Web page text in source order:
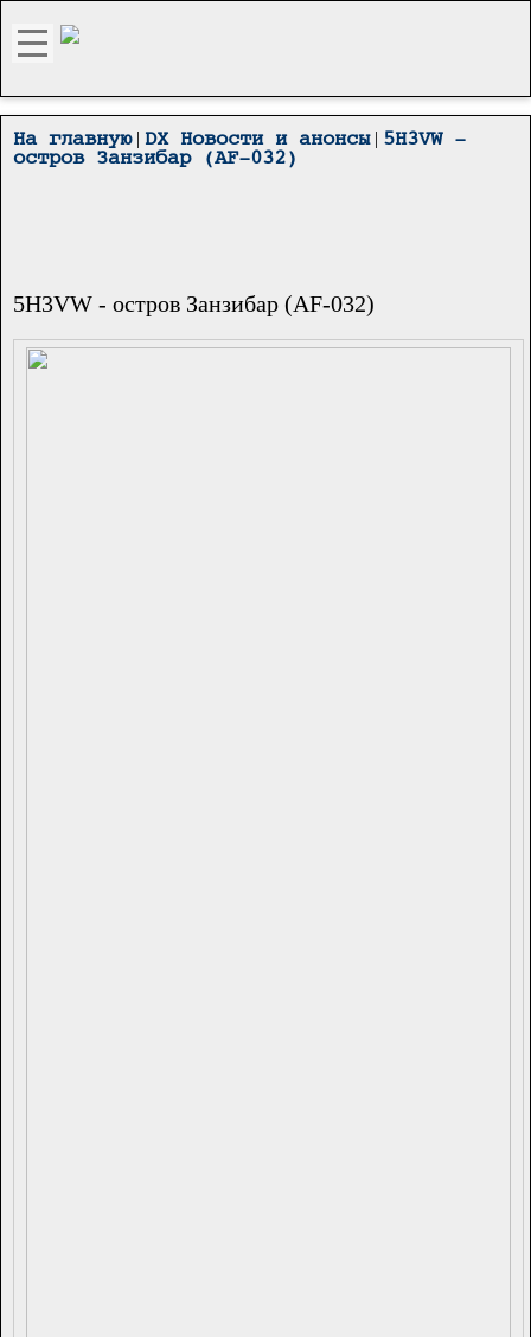
На главную| DX Новости и анонсы| 5H3VW -
остров Занзибар (AF-032)
5H3VW - остров Занзибар (AF-032)